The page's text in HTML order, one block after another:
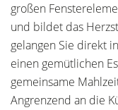
großen
und bildet das
gelangen Sie direkt
einen gemütlichen
gemeinsame
Angrenzend an die